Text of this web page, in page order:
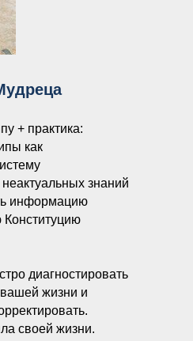
диагностировать
жизни и
своей жизни.
+ практика:
как
знаний
информацию
Конституцию